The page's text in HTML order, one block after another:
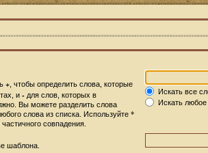
+ , чтобы определить слова, которые
и - для слов, которых в
Вы можете разделить слова
слова из списка. Используйте *
совпадения.
Искать все
Искать
шаблона.